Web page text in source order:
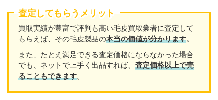
査定してもらうメリット
買取実績が豊富で評判も高い毛皮買取業者に査定して
もらえば、その毛皮製品の本当の価値が分かります。
また、たとえ満足できる査定価格にならなかった場合
でも、ネットで上手く出品すれば、 査定価格以上で売
ることもできます。